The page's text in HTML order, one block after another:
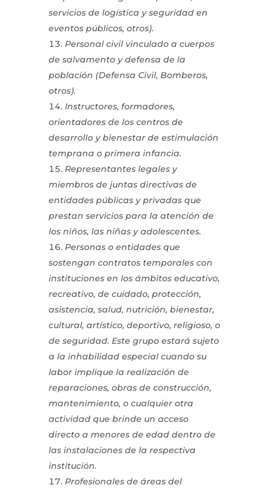
servicios de logística y seguridad en
eventos públicos, otros).
Personal civil vinculado a cuerpos
de salvamento y defensa de la
población (Defensa Civil, Bomberos,
otros).
Instructores, formadores,
orientadores de los centros de
desarrollo y bienestar de estimulación
temprana o primera infancia.
Representantes legales y
miembros de juntas directivas de
entidades públicas y privadas que
prestan servicios para la atención de
los niños, las niñas y adolescentes.
Personas o entidades que
sostengan contratos temporales con
instituciones en los ámbitos educativo,
recreativo, de cuidado, protección,
asistencia, salud, nutrición, bienestar,
cultural, artístico, deportivo, religioso, o
de seguridad. Este grupo estará sujeto
a la inhabilidad especial cuando su
labor implique la realización de
reparaciones, obras de construcción,
mantenimiento, o cualquier otra
actividad que brinde un acceso
directo a menores de edad dentro de
las instalaciones de la respectiva
institución.
Profesionales de áreas del